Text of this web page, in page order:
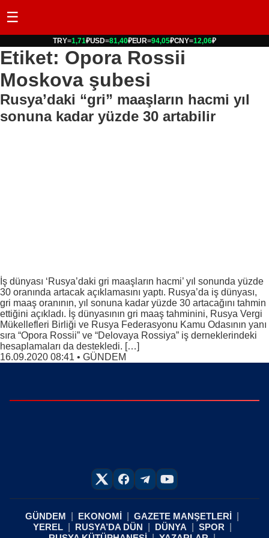
☰
TRY=1,71₽USD=81,40₽EUR=94,05₽CNY=12,06₽
Etiket: Opora Rossii
Moskova şubesi
Rusya’daki “gri” maaşların hacmi yıl
sonuna kadar yüzde 30 artabilir
İş dünyası ‘Rusya’daki gri maaşların hacmi’ yıl sonunda yüzde
30 oranında artacak açıklamasını yaptı. Rusya’da iş dünyası,
gri maaş oranının, yıl sonuna kadar yüzde 30 artacağını tahmin
ettiğini açıkladı. İş dünyasının gri maaş tahminini, Rusya Vergi
Mükellefleri Birliği ve Rusya Federasyonu Kamu Odasının yanı
sıra “Opora Rossii” ve “Delovaya Rossiya” iş derneklerindeki
hesaplamaları da destekledi. […]
16.09.2020 08:41 • GÜNDEM
GÜNDEM EKONOMİ
GAZETE MANŞETLERİ
YEREL
RUSYA’DA DÜN DÜNYA
SPOR